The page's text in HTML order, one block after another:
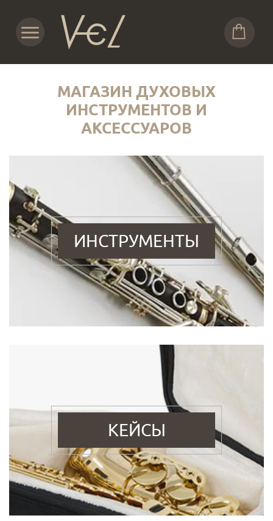
МАГАЗИН ДУХОВЫХ
ИНСТРУМЕНТОВ И
АКСЕССУАРОВ
ИНСТРУМЕНТЫ
КЕЙСЫ